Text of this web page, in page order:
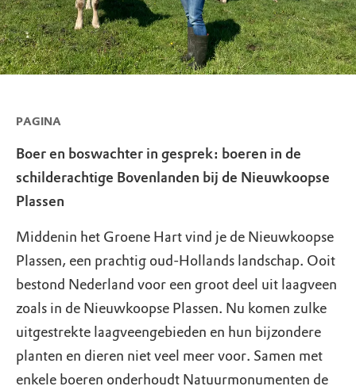
PAGINA
Boer en boswachter in gesprek: boeren in de
schilderachtige Bovenlanden bij de Nieuwkoopse
Plassen
Middenin het Groene Hart vind je de Nieuwkoopse
Plassen, een prachtig oud-Hollands landschap. Ooit
bestond Nederland voor een groot deel uit laagveen
zoals in de Nieuwkoopse Plassen. Nu komen zulke
uitgestrekte laagveengebieden en hun bijzondere
planten en dieren niet veel meer voor. Samen met
enkele boeren onderhoudt Natuurmonumenten de